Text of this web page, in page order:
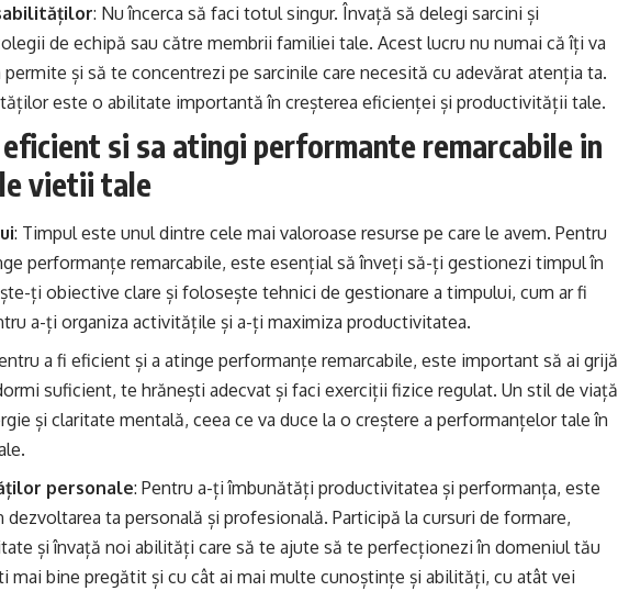
: Nu încerca să faci totul singur. Învață să delegi sarcini și
de echipă sau către membrii familiei tale. Acest lucru nu numai că îți va
și să te concentrezi pe sarcinile care necesită cu adevărat atenția ta.
este o abilitate importantă în creșterea eficienței și productivității tale.
eficient si sa atingi performante remarcabile in
vietii tale
: Timpul este unul dintre cele mai valoroase resurse pe care le avem. Pentru
performanțe remarcabile, este esențial să înveți să-ți gestionezi timpul în
ți obiective clare și folosește tehnici de gestionare a timpului, cum ar fi
a-ți organiza activitățile și a-ți maximiza productivitatea.
a fi eficient și a atinge performanțe remarcabile, este important să ai grijă
suficient, te hrănești adecvat și faci exerciții fizice regulat. Un stil de viață
și claritate mentală, ceea ce va duce la o creștere a performanțelor tale în
personale: Pentru a-ți îmbunătăți productivitatea și performanța, este
ta personală și profesională. Participă la cursuri de formare,
și învață noi abilități care să te ajute să te perfecționezi în domeniul tău
mai bine pregătit și cu cât ai mai multe cunoștințe și abilități, cu atât vei